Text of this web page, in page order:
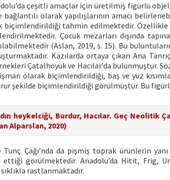
çeşitli amaçlar için üretilmiş figürlü
bağlantılı olarak yapılışlarının amacı
biçimlendirildiği tahmin edilmektedir.
Çocuk mezarları dışında
(Aslan, 2019, s. 15). Bu
Kazılarda ortaya çıkan Ana
Çatalhöyük ve Hacılar’da bulunmuştur.
olarak biçimlendirildiği, baş ve yüz
şekilde biçimlendirildiği görülmüştür. Bu
heykelciği, Burdur, Hacılar. Geç Neolitik
Alparslan, 2020)
Çağı’nda da pişmiş toprak ürünlerin
görülmektedir. Anadolu’da Hitit, Frig,
rastlanmaktadır.